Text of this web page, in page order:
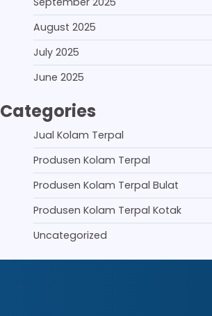
August 2025
July 2025
June 2025
Categories
Jual Kolam Terpal
Produsen Kolam Terpal
Produsen Kolam Terpal Bulat
Produsen Kolam Terpal Kotak
Uncategorized